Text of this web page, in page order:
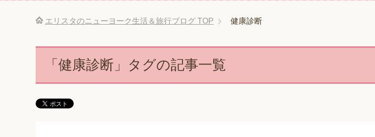
エリスタのニューヨーク生活＆旅行ブログ TOP 健康診断
「健康診断」タグの記事一覧